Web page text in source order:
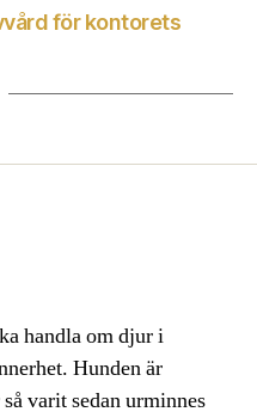
för kontorets
handla om djur i
Hunden är
varit sedan urminnes